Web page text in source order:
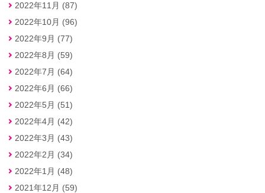
2022年11月 (87)
2022年10月 (96)
2022年9月 (77)
2022年8月 (59)
2022年7月 (64)
2022年6月 (66)
2022年5月 (51)
2022年4月 (42)
2022年3月 (43)
2022年2月 (34)
2022年1月 (48)
2021年12月 (59)